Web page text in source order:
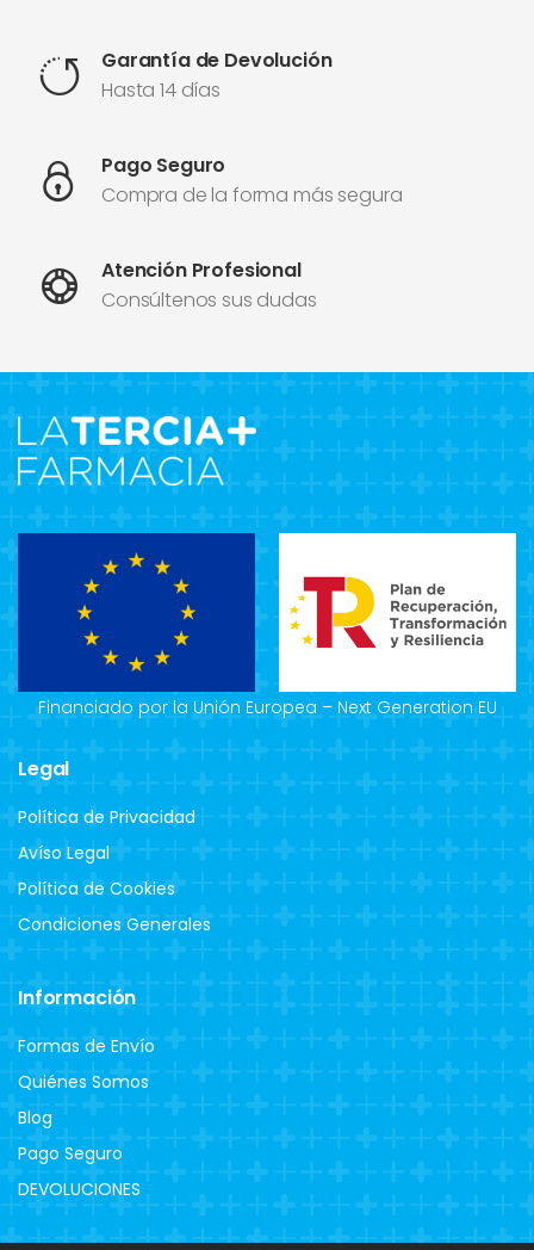
Garantía de Devolución
Hasta 14 días
Pago Seguro
Compra de la forma más segura
Atención Profesional
Consúltenos sus dudas
Financiado por la Unión Europea – Next Generation EU
Legal
Política de Privacidad
Avíso Legal
Política de Cookies
Condiciones Generales
Información
Formas de Envío
Quiénes Somos
Blog
Pago Seguro
DEVOLUCIONES